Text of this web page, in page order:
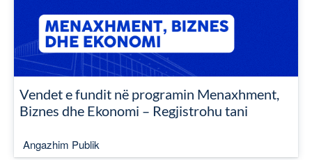
Vendet e fundit në programin Menaxhment,
Biznes dhe Ekonomi – Regjistrohu tani
Angazhim Publik